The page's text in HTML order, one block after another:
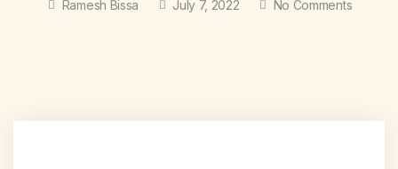
Ramesh Bissa July 7, 2022 No Comments